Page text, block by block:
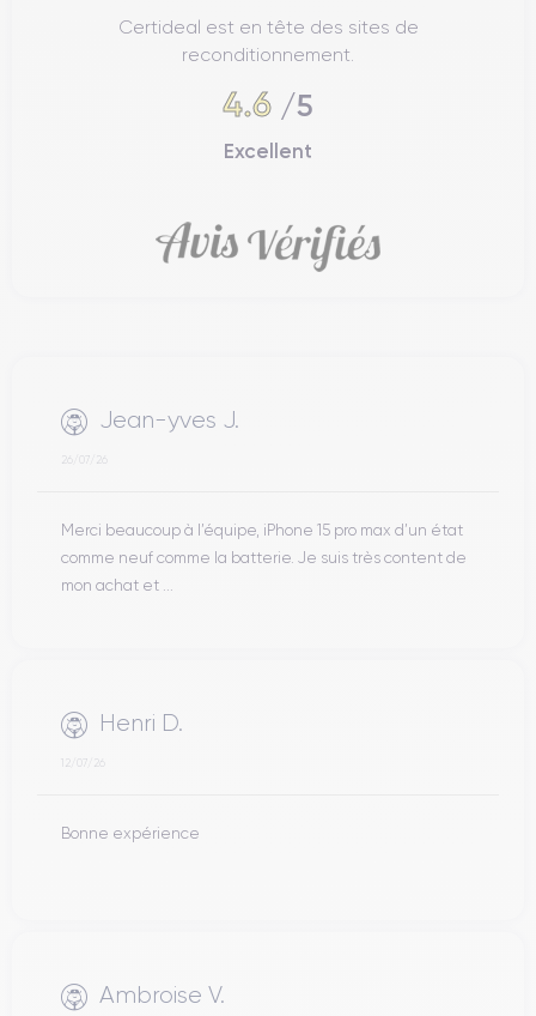
Certideal est en tête des sites de
reconditionnement.
4.6 /5
Excellent
Jean-yves J.
26/07/26
Merci beaucoup à l’équipe, iPhone 15 pro max d’un état
comme neuf comme la batterie. Je suis très content de
mon achat et ...
Henri D.
12/07/26
Bonne expérience
Ambroise V.